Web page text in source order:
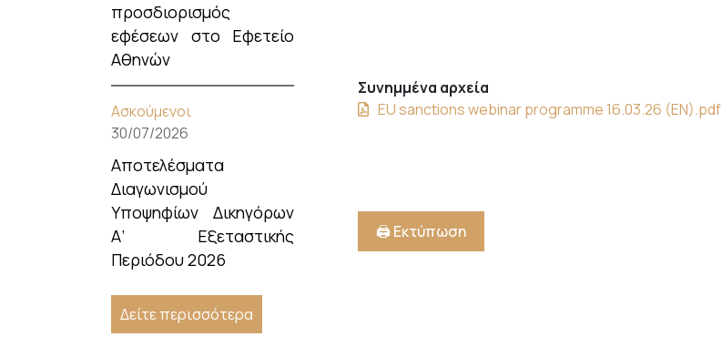
προσδιορισμός
εφέσεων στο Εφετείο
Αθηνών
Ασκούμενοι
30/07/2026
Αποτελέσματα
Διαγωνισμού
Υποψηφίων Δικηγόρων
Α’ Εξεταστικής
Περιόδου 2026
Δείτε περισσότερα
Συνημμένα αρχεία
EU sanctions webinar programme 16.03.26 (EN).pdf
🖨️ Εκτύπωση